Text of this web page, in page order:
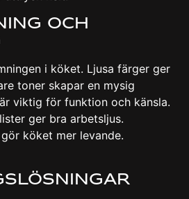
Och
i köket. Ljusa färger ger
toner skapar en mysig
viktig för funktion och känsla.
ger bra arbetsljus.
köket mer levande.